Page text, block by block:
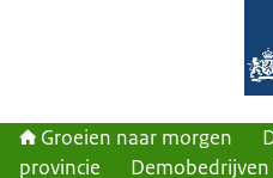
Groeien naar morgen
provincie
Demobedrijven